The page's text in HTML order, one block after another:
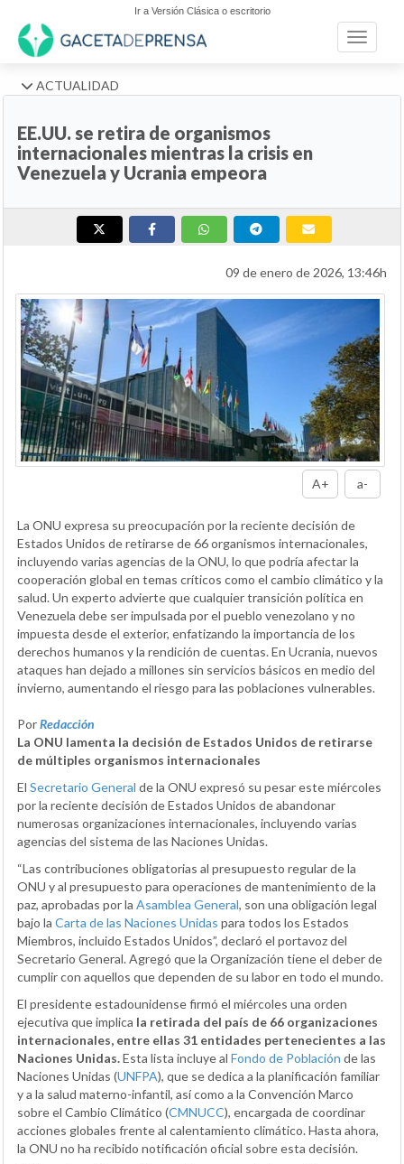
Ir a Versión Clásica o escritorio
Toggle
ACTUALIDAD
EE.UU. se retira de organismos
internacionales mientras la crisis en
Venezuela y Ucrania empeora
09 de enero de 2026, 13:46h
A+ a-
La ONU expresa su preocupación por la reciente decisión de
Estados Unidos de retirarse de 66 organismos internacionales,
incluyendo varias agencias de la ONU, lo que podría afectar la
cooperación global en temas críticos como el cambio climático y la
salud. Un experto advierte que cualquier transición política en
Venezuela debe ser impulsada por el pueblo venezolano y no
impuesta desde el exterior, enfatizando la importancia de los
derechos humanos y la rendición de cuentas. En Ucrania, nuevos
ataques han dejado a millones sin servicios básicos en medio del
invierno, aumentando el riesgo para las poblaciones vulnerables.
PorRedacción
La ONU lamenta la decisión de Estados Unidos de retirarse
de múltiples organismos internacionales
El Secretario General de la ONU expresó su pesar este miércoles
por la reciente decisión de Estados Unidos de abandonar
numerosas organizaciones internacionales, incluyendo varias
agencias del sistema de las Naciones Unidas.
“Las contribuciones obligatorias al presupuesto regular de la
ONU y al presupuesto para operaciones de mantenimiento de la
paz, aprobadas por la Asamblea General, son una obligación legal
bajo la Carta de las Naciones Unidas para todos los Estados
Miembros, incluido Estados Unidos”, declaró el portavoz del
Secretario General. Agregó que la Organización tiene el deber de
cumplir con aquellos que dependen de su labor en todo el mundo.
El presidente estadounidense firmó el miércoles una orden
ejecutiva que implica la retirada del país de 66 organizaciones
internacionales, entre ellas 31 entidades pertenecientes a las
Naciones Unidas.Esta lista incluye al Fondo de Población de las
Naciones Unidas (UNFPA), que se dedica a la planificación familiar
y a la salud materno-infantil, así como a la Convención Marco
sobre el Cambio Climático (CMNUCC), encargada de coordinar
acciones globales frente al calentamiento climático. Hasta ahora,
la ONU no ha recibido notificación oficial sobre esta decisión.